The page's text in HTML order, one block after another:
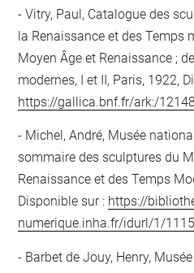
Vitry, Paul, Catalogue des
la Renaissance et des Temps
Moyen Âge et Renaissance ;
modernes, I et II, Paris, 1922,
https://gallica.bnf.fr/ark:/
Michel, André, Musée
sommaire des sculptures du
Renaissance et des Temps
Disponible sur : https://
numerique.inha.fr/idurl/1/
Barbet de Jouy, Henry,